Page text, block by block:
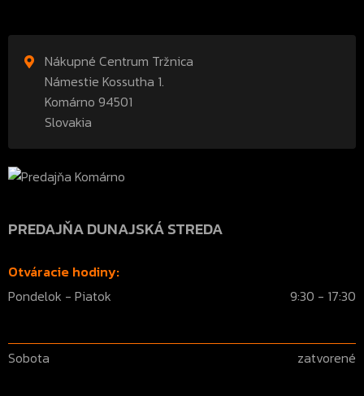
Nákupné Centrum Tržnica
Námestie Kossutha 1.
Komárno 94501
Slovakia
PREDAJŇA DUNAJSKÁ STREDA
Otváracie hodiny:
Pondelok - Piatok
9:30 - 17:30
Sobota zatvorené